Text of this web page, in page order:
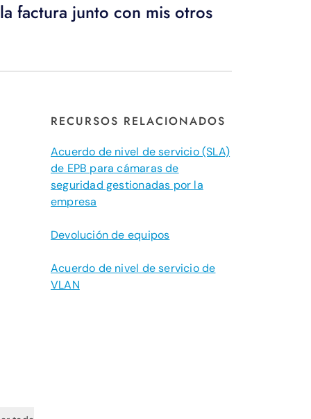
factura junto con mis otros
RECURSOS RELACIONADOS
Acuerdo de nivel de servicio (SLA)
de EPB para cámaras de
seguridad gestionadas por la
empresa
Devolución de equipos
Acuerdo de nivel de servicio de
VLAN